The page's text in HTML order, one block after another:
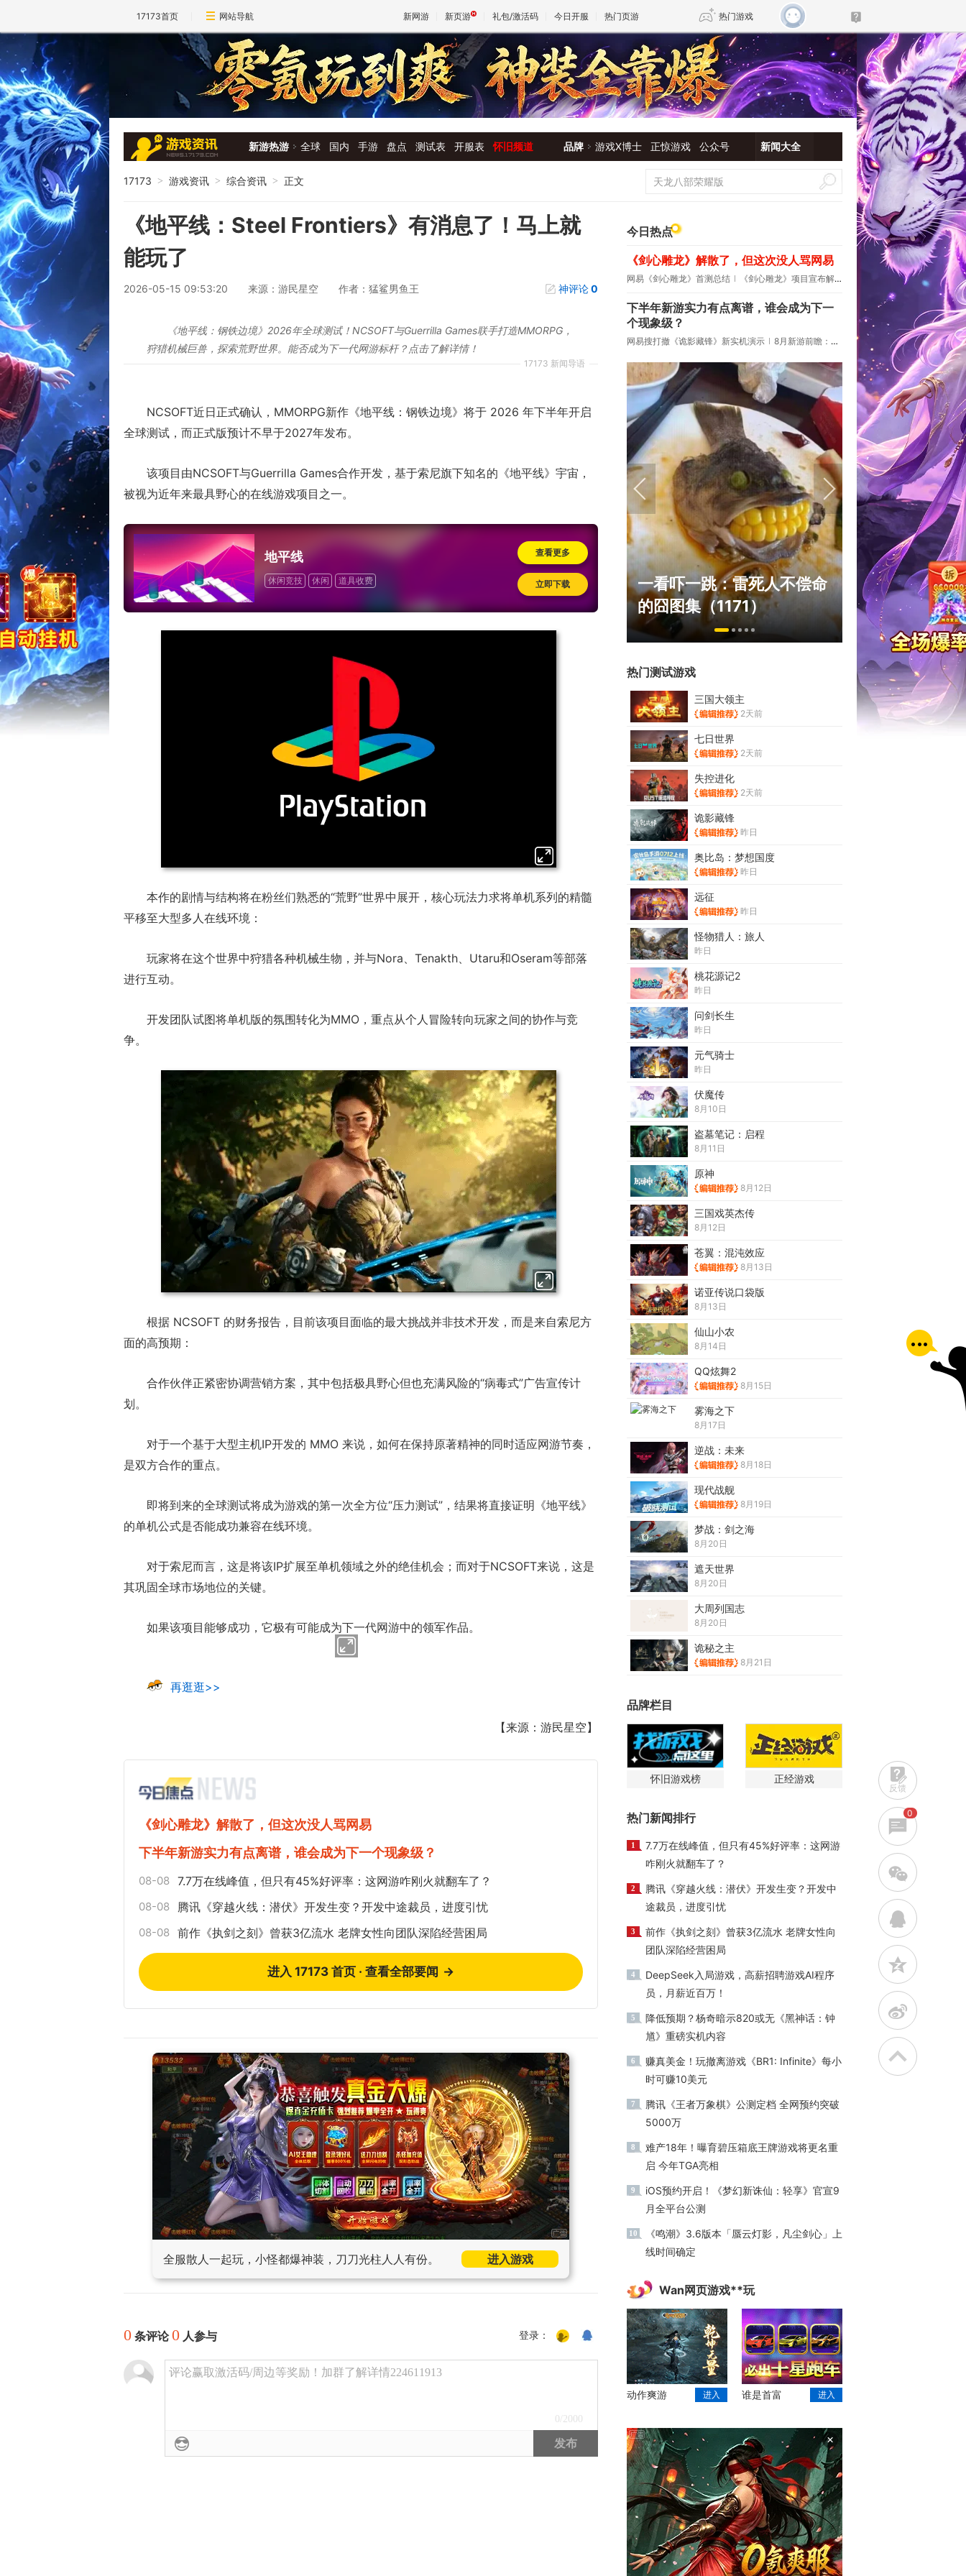
17173首页 网站导航 新网游 新页游 礼包/激活码 今日开服 热门页游 热门游戏
魔兽 DNF 传奇4
天堂 剑网3旗舰版 新天龙八部
新游热游 全球 国内 手游 盘点 测试表 开服表 怀旧频道 品牌 游戏X博士 正惊游戏 公众号 新闻大全
17173 > 游戏资讯 > 综合资讯 > 正文
《地平线：Steel Frontiers》有消息了！马上就
能玩了
2026-05-15 09:53:20 来源：游民星空 作者：猛鲨男鱼王 神评论0
17173 新闻导语
《地平线：钢铁边境》2026年全球测试！NCSOFT与Guerrilla Games联手打造MMORPG，
狩猎机械巨兽，探索荒野世界。能否成为下一代网游标杆？点击了解详情！
NCSOFT近日正式确认，MMORPG新作《地平线：钢铁边境》将于 2026 年下半年开启
全球测试，而正式版预计不早于2027年发布。
该项目由NCSOFT与Guerrilla Games合作开发，基于索尼旗下知名的《地平线》宇宙，
被视为近年来最具野心的在线游戏项目之一。
地平线
休闲竞技 休闲 道具收费
查看更多
立即下载
本作的剧情与结构将在粉丝们熟悉的“荒野”世界中展开，核心玩法力求将单机系列的精髓
平移至大型多人在线环境：
玩家将在这个世界中狩猎各种机械生物，并与Nora、Tenakth、Utaru和Oseram等部落
进行互动。
开发团队试图将单机版的氛围转化为MMO，重点从个人冒险转向玩家之间的协作与竞
争。
根据 NCSOFT 的财务报告，目前该项目面临的最大挑战并非技术开发，而是来自索尼方
面的高预期：
合作伙伴正紧密协调营销方案，其中包括极具野心但也充满风险的“病毒式”广告宣传计
划。
对于一个基于大型主机IP开发的 MMO 来说，如何在保持原著精神的同时适应网游节奏，
是双方合作的重点。
即将到来的全球测试将成为游戏的第一次全方位“压力测试”，结果将直接证明《地平线》
的单机公式是否能成功兼容在线环境。
对于索尼而言，这是将该IP扩展至单机领域之外的绝佳机会；而对于NCSOFT来说，这是
其巩固全球市场地位的关键。
如果该项目能够成功，它极有可能成为下一代网游中的领军作品。
再逛逛>>
【来源：游民星空】
《剑心雕龙》解散了，但这次没人骂网易
下半年新游实力有点离谱，谁会成为下一个现象级？
08-08 7.7万在线峰值，但只有45%好评率：这网游咋刚火就翻车了？
08-08 腾讯《穿越火线：潜伏》开发生变？开发中途裁员，进度引忧
08-08 前作《执剑之刻》曾获3亿流水 老牌女性向团队深陷经营困局
进入 17173 首页 · 查看全部要闻 →
全服散人一起玩，小怪都爆神装，刀刀光柱人人有份。 进入游戏
0 条评论0 人参与 登录：
评论赢取激活码/周边等奖励！加群了解详情224611913
0 /2000
发布
今日热点
《剑心雕龙》解散了，但这次没人骂网易
网易《剑心雕龙》首测总结 《剑心雕龙》项目宣布解散
下半年新游实力有点离谱，谁会成为下一
个现象级？
网易搜打撤《诡影藏锋》新实机演示 8月新游前瞻：《诡秘之主》领衔
17周年庆典 争霸赛大区火
爆开启
一看吓一跳：雷死人不偿命
的囧图集（1171）
绅士日报：国
拉爆了！大雷
play
热门测试游戏
三国大领主
2天前
七日世界
2天前
失控进化
2天前
诡影藏锋
昨日
奥比岛：梦想国度
昨日
远征
昨日
怪物猎人：旅人
昨日
桃花源记2
昨日
问剑长生
昨日
元气骑士
昨日
伏魔传
8月10日
盗墓笔记：启程
8月11日
原神
8月12日
三国戏英杰传
8月12日
苍翼：混沌效应
8月13日
诺亚传说口袋版
8月13日
仙山小农
8月14日
QQ炫舞2
8月15日
雾海之下
8月17日
逆战：未来
8月18日
现代战舰
8月19日
梦战：剑之海
8月20日
遮天世界
8月20日
大周列国志
8月20日
诡秘之主
8月21日
品牌栏目
怀旧游戏榜 正经游戏
热门新闻排行
1
7.7万在线峰值，但只有45%好评率：这网游
咋刚火就翻车了？
2
腾讯《穿越火线：潜伏》开发生变？开发中
途裁员，进度引忧
3
前作《执剑之刻》曾获3亿流水 老牌女性向
团队深陷经营困局
4
DeepSeek入局游戏，高薪招聘游戏AI程序
员，月薪近百万！
5
降低预期？杨奇暗示820或无《黑神话：钟
馗》重磅实机内容
6
赚真美金！玩撤离游戏《BR1: Infinite》每小
时可赚10美元
7
腾讯《王者万象棋》公测定档 全网预约突破
5000万
8
难产18年！曝育碧压箱底王牌游戏将更名重
启 今年TGA亮相
9
iOS预约开启！《梦幻新诛仙：轻享》官宣9
月全平台公测
10
《鸣潮》3.6版本「蜃云灯影，凡尘剑心」上
线时间确定
Wan网页游戏**玩
动作爽游 进入 谁是首富 进入
×
反馈
0
w
q
z
t